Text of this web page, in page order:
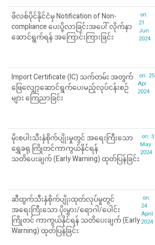
ဖိလစ်ပိုင်နိုင်ငံမှ Notification of Non-
compliance ပေးပို့လာခြင်းအပေါ်လိုက်နာ
ဆောင်ရွက်ရန် အကြောင်းကြားခြင်း
on:
21
Jun
2024
Import Certificate (IC) သက်တမ်း အတွက်
ဖြေလျှော့ဆောင်ရွက်ပေးမည့်လုပ်ငန်းစဉ်
များ ကြေညာခြင်း
on: 25
Apr
2024
မိုးစပါးသီးနှံစိုက်ပျိုးမှုတွင် အရေးကြီးသော
ရွှေခရု ကြိုတင်ကာကွယ်နိုင်ရန်
သတိပေးချက် (Early Warning) ထုတ်ပြန်ခြင်း
on: 3
May
2024
ဆီထွက်သီးနှံစိုက်ပျိုးထုတ်လုပ်မှုတွင်
အရေးကြီးသော ပိုးမွှား/ရောဂါ/ပေါင်း
ကြိုတင် ကာကွယ်နိုင်ရန် သတိပေးချက် (Early
Warning) ထုတ်ပြန်ခြင်း
on:
24
April
2024